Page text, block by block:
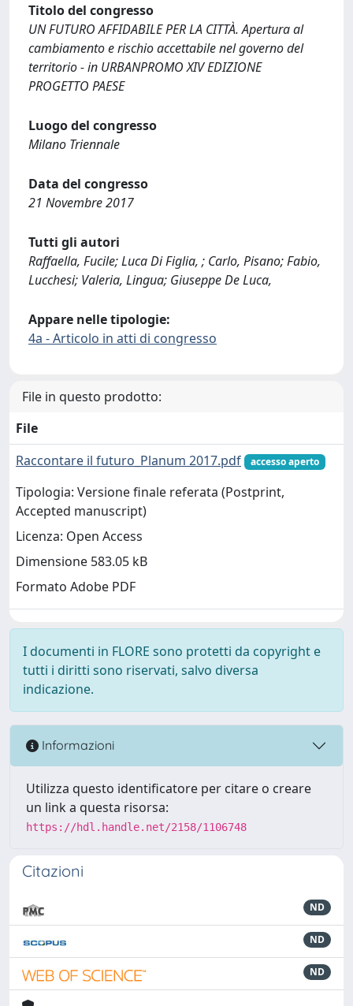
Titolo del congresso
UN FUTURO AFFIDABILE PER LA CITTÀ. Apertura al
cambiamento e rischio accettabile nel governo del
territorio - in URBANPROMO XIV EDIZIONE
PROGETTO PAESE
Luogo del congresso
Milano Triennale
Data del congresso
21 Novembre 2017
Tutti gli autori
Raffaella, Fucile; Luca Di Figlia, ; Carlo, Pisano; Fabio,
Lucchesi; Valeria, Lingua; Giuseppe De Luca,
Appare nelle tipologie:
4a - Articolo in atti di congresso
File in questo prodotto:
File
Raccontare il futuro_Planum 2017.pdf
accesso aperto
Tipologia: Versione finale referata (Postprint,
Accepted manuscript)
Licenza: Open Access
Dimensione 583.05 kB
Formato Adobe PDF
I documenti in FLORE sono protetti da copyright e
tutti i diritti sono riservati, salvo diversa
indicazione.
Informazioni
Utilizza questo identificatore per citare o creare
un link a questa risorsa:
https://hdl.handle.net/2158/1106748
Citazioni
ND
ND
ND